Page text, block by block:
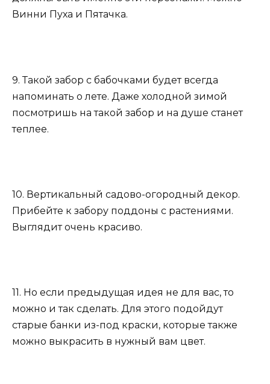
Винни Пуха и Пятачка.
9. Такой забор с бабочками будет всегда
напоминать о лете. Даже холодной зимой
посмотришь на такой забор и на душе станет
теплее.
10. Вертикальный садово-огородный декор.
Прибейте к забору поддоны с растениями.
Выглядит очень красиво.
11. Но если предыдущая идея не для вас, то
можно и так сделать. Для этого подойдут
старые банки из-под краски, которые также
можно выкрасить в нужный вам цвет.